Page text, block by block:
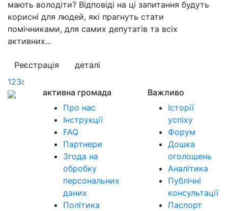
мають володіти? Відповіді на ці запитання будуть
корисні для людей, які прагнуть стати
помічниками, для самих депутатів та всіх
активних...
Реєстрація
деталі
123
активна громада
Про нас
Інструкції
FAQ
Партнери
Згода на
обробку
персональних
даних
Політика
Важливо
Історії
успіху
Форум
Дошка
оголошень
Аналітика
Публічні
консультації
Паспорт